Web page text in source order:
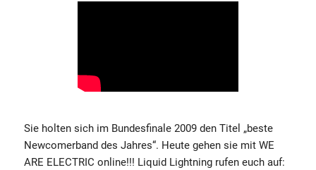
Sie holten sich im Bundesfinale 2009 den Titel „beste
Newcomerband des Jahres“. Heute gehen sie mit WE
ARE ELECTRIC online!!! Liquid Lightning rufen euch auf: